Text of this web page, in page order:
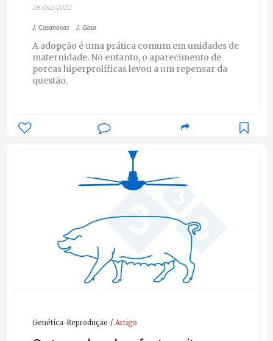
28-Dez-2022
J. Casanovas J. Gasa
A adopção é uma prática comum em unidades de
maternidade. No entanto, o aparecimento de
porcas hiperprolíficas levou a um repensar da
questão.
Genética-Reprodução Artigo